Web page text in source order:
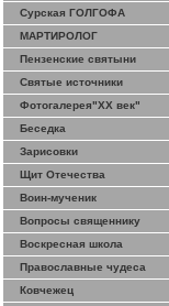
Сурская ГОЛГОФА
МАРТИРОЛОГ
Пензенские святыни
Святые источники
Фотогалерея"ХХ век"
Беседка
Зарисовки
Щит Отечества
Воин-мученик
Вопросы священнику
Воскресная школа
Православные чудеса
Ковчежец